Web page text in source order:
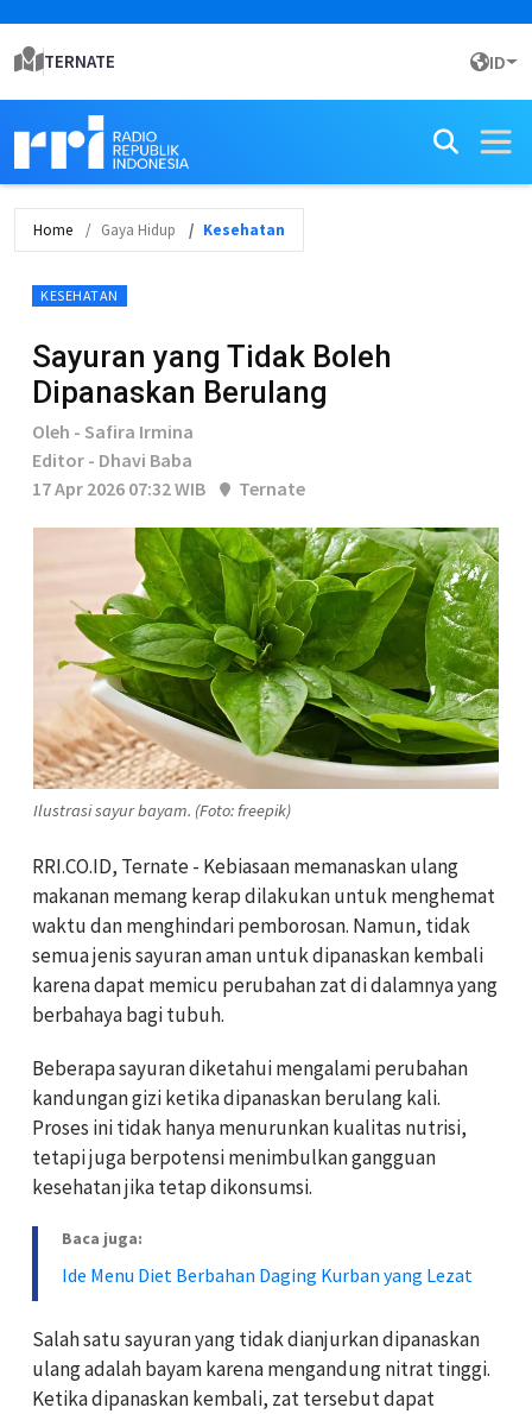
TERNATE ID
Home Gaya Hidup Kesehatan
KESEHATAN
Sayuran yang Tidak Boleh
Dipanaskan Berulang
Oleh - Safira Irmina
Editor - Dhavi Baba
17 Apr 2026 07:32 WIB
Ternate
Ilustrasi sayur bayam. (Foto: freepik)
RRI.CO.ID, Ternate - Kebiasaan memanaskan ulang
makanan memang kerap dilakukan untuk menghemat
waktu dan menghindari pemborosan. Namun, tidak
semua jenis sayuran aman untuk dipanaskan kembali
karena dapat memicu perubahan zat di dalamnya yang
berbahaya bagi tubuh.
Beberapa sayuran diketahui mengalami perubahan
kandungan gizi ketika dipanaskan berulang kali.
Proses ini tidak hanya menurunkan kualitas nutrisi,
tetapi juga berpotensi menimbulkan gangguan
kesehatan jika tetap dikonsumsi.
Baca juga:
Ide Menu Diet Berbahan Daging Kurban yang Lezat
Salah satu sayuran yang tidak dianjurkan dipanaskan
ulang adalah bayam karena mengandung nitrat tinggi.
Ketika dipanaskan kembali, zat tersebut dapat